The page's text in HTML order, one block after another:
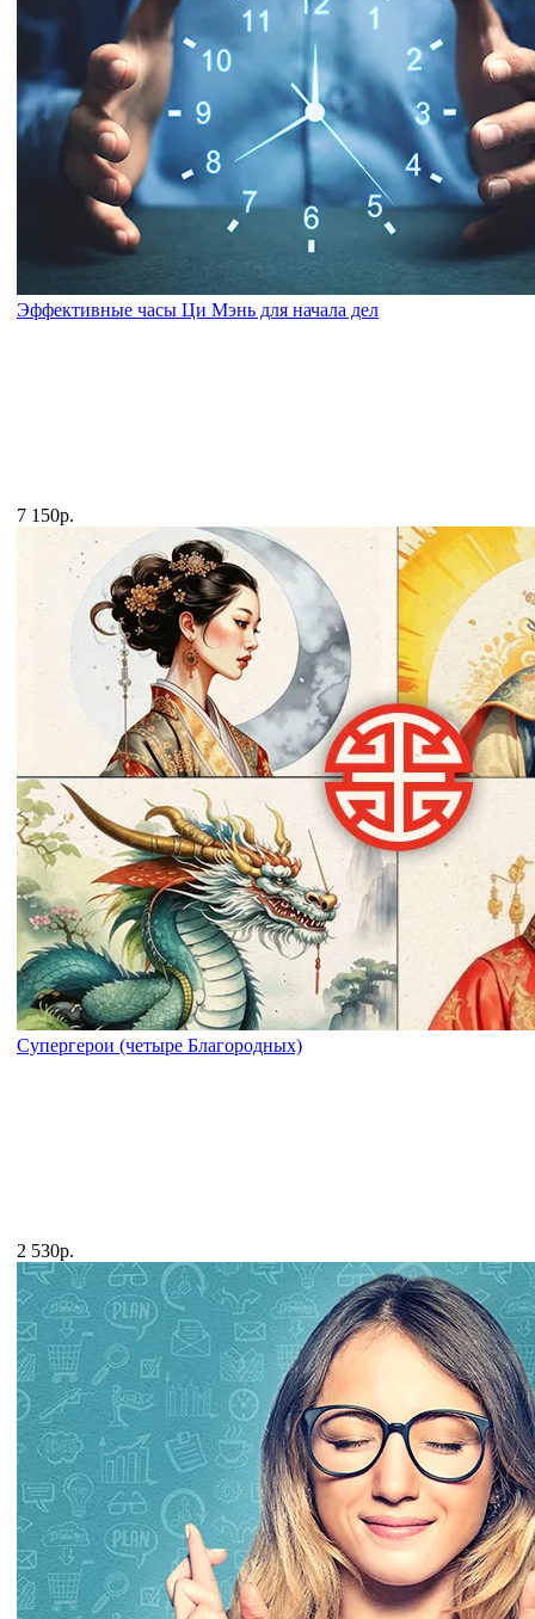
Эффективные часы Ци Мэнь для начала дел
7 150р.
Супергерои (четыре Благородных)
2 530р.